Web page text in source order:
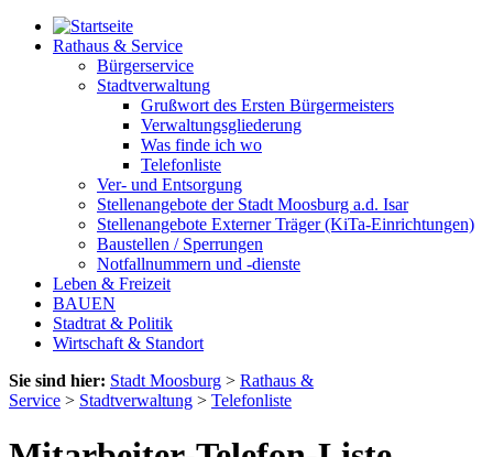
Rathaus & Service
Bürgerservice
Stadtverwaltung
Grußwort des Ersten Bürgermeisters
Verwaltungsgliederung
Was finde ich wo
Telefonliste
Ver- und Entsorgung
Stellenangebote der Stadt Moosburg a.d. Isar
Stellenangebote Externer Träger (KiTa-Einrichtungen)
Baustellen / Sperrungen
Notfallnummern und -dienste
Leben & Freizeit
BAUEN
Stadtrat & Politik
Wirtschaft & Standort
Sie sind hier: Stadt Moosburg > Rathaus &
Service > Stadtverwaltung > Telefonliste